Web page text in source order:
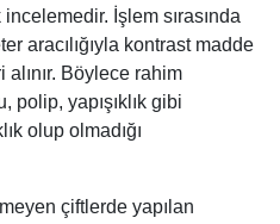
İşlem sırasında
aracılığıyla kontrast madde
Böylece rahim
polip, yapışıklık gibi
olup olmadığı
çiftlerde yapılan